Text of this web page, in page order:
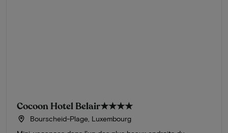
Cocoon Hotel Belair★★★★
Bourscheid-Plage, Luxembourg